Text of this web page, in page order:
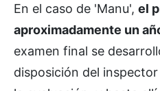
En el caso de 'Manu', el
aproximadamente un
examen final se
disposición del